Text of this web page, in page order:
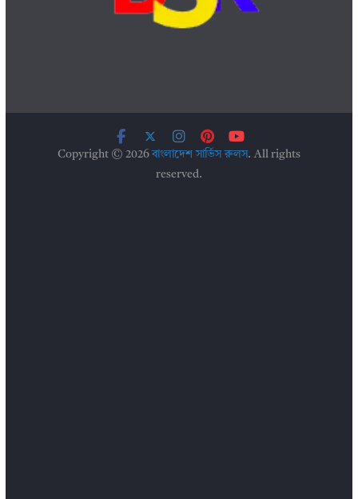
Copyright © 2026বাংলাদেশ সার্ভিস রুলস. All rights
reserved.